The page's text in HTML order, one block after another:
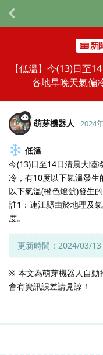
新
【低溫】今(13)日至
各地早晚天氣偏
萌芽機器人 2024
低溫
今(13)日至14日清晨大陸
冷，有10度以下氣溫發
以下氣溫(橙色燈號)發生
註1：連江縣由於地理及
度。
更新時間：2024/03/
※ 本文為萌芽機器人自動
會有資訊誤差請見諒！